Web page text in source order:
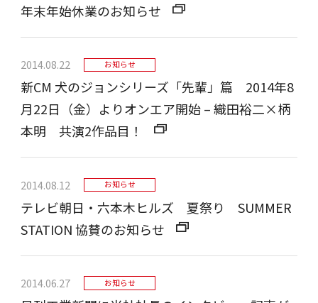
年末年始休業のお知らせ
2014.08.22 お知らせ
新CM 犬のジョンシリーズ「先輩」篇 2014年8
月22日（金）よりオンエア開始 – 織田裕二×柄
本明 共演2作品目！
2014.08.12 お知らせ
テレビ朝日・六本木ヒルズ 夏祭り SUMMER
STATION 協賛のお知らせ
2014.06.27 お知らせ